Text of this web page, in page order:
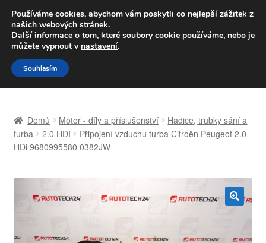
DOPRAVA od 139,-Kč
Volejte po-pá 9-16 704 494 494
Přeskočit
na
navigaci
Přejít
k
obsahu
Celosvětová doprava
Kontakt
Domů Motor - díly a příslušenství
Hadice, trubky sání a
turba
2.0 HDI
Připojení vzduchu turba Citroën Peugeot 2.0
HDi 9680995580 0382JW
Používáme cookies, abychom vám poskytli co nejlepší zážitek z
našich webových stránek.
Další informace o tom, které soubory cookie používáme, nebo je
můžete vypnout v nastavení.
Souhlasím